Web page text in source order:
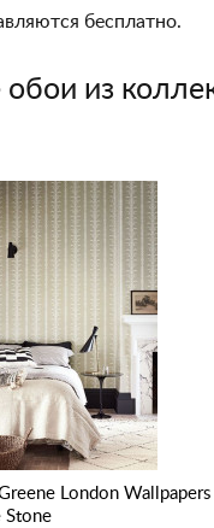
бесплатно.
из
London Wallpapers
Stone